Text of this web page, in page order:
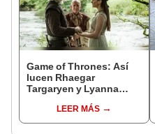
Game of Thrones: Así
lucen Rhaegar
Targaryen y Lyanna
[FOTOS]LEER MÁS